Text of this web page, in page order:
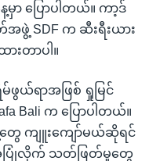
ာ ပြောပါတယ်။ ကာ့ဒ်
အဖွဲ့ SDF က ဆီးရီးယား
းတာပါ။
ဖွယ်ရာအဖြစ် ရှုမြင်
Bali က ပြောပါတယ်။
ေ ကျူးကျော်မယ်ဆိုရင်
ပြုံလိုက် သတ်ဖြတ်မှုတွေ